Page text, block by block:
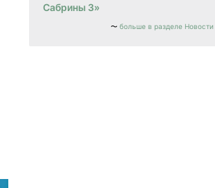
Сабрины 3»
больше в разделе Новости